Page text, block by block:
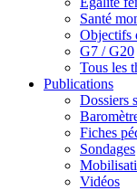
Santé
Objectifs
G7 / G20
Tous les
Publications
Dossiers
Fiches
Sondages
Vidéos